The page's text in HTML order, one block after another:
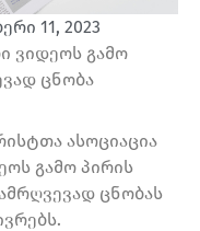
11, 2023
ვიდეოს გამო
ცნობა
ასოციაცია
გამო პირის
ცნობას